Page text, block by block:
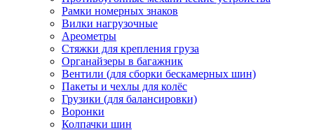
Рамки номерных знаков
Вилки нагрузочные
Ареометры
Стяжки для крепления груза
Органайзеры в багажник
Вентили (для сборки бескамерных шин)
Пакеты и чехлы для колёс
Грузики (для балансировки)
Воронки
Колпачки шин